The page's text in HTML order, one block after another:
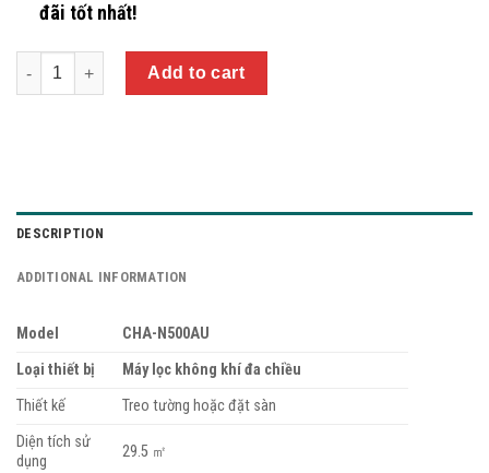
đãi tốt nhất!
Quantity
Add to cart
DESCRIPTION
ADDITIONAL INFORMATION
Model
CHA-N500AU
Loại thiết bị
Máy lọc không khí đa chiều
Thiết kế
Treo tường hoặc đặt sàn
Diện tích sử
dụng
29.5 ㎡